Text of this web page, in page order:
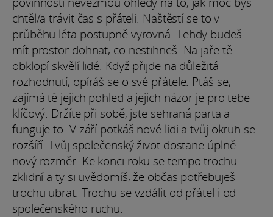
chtěl/a trávit čas s přáteli. Naštěstí se to v
průběhu léta postupně vyrovná. Tehdy budeš
mít prostor dohnat, co nestihneš. Na jaře tě
obklopí skvělí lidé. Když přijde na důležitá
rozhodnutí, opíráš se o své přátele. Ptáš se,
zajímá tě jejich pohled a jejich názor je pro tebe
klíčový. Držíte při sobě, jste sehraná parta a
funguje to. V září potkáš nové lidi a tvůj okruh se
rozšíří. Tvůj společenský život dostane úplně
nový rozměr. Ke konci roku se tempo trochu
zklidní a ty si uvědomíš, že občas potřebuješ
trochu ubrat. Trochu se vzdálit od přátel i od
společenského ruchu.